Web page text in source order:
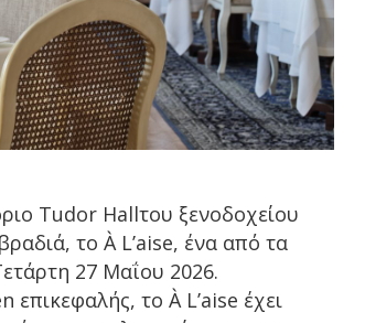
Tudor Hallτου ξενοδοχείου
το À L’aise, ένα από τα
27 Μαΐου 2026.
το À L’aise έχει